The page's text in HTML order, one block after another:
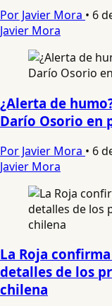
Por Javier Mora • 6
Javier Mora
¿Alerta de
Darío Osorio en
Por Javier Mora • 6
Javier Mora
La Roja
detalles de los
chilena